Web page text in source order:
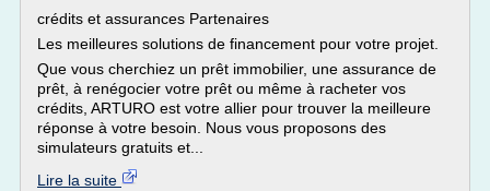
crédits et assurances Partenaires
Les meilleures solutions de financement pour votre projet.
Que vous cherchiez un prêt immobilier, une assurance de
prêt, à renégocier votre prêt ou même à racheter vos
crédits, ARTURO est votre allier pour trouver la meilleure
réponse à votre besoin. Nous vous proposons des
simulateurs gratuits et...
Lire la suite